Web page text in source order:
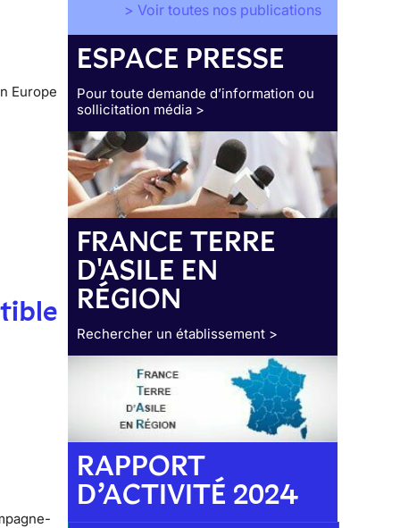
Europe
> Voir toutes nos publications
ESPACE PRESSE
Pour toute demande d’information ou
sollicitation média >
FRANCE TERRE
D'ASILE EN
RÉGION
Rechercher un établissement >
RAPPORT
D’ACTIVITÉ 2024